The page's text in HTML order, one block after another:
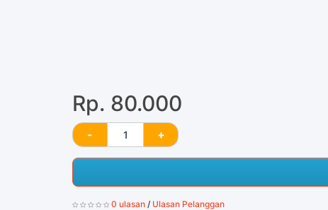
Rp. 80.000
0 ulasan / Ulasan Pelanggan